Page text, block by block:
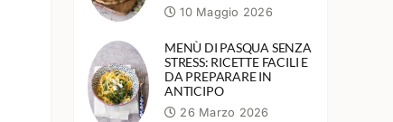
10 Maggio 2026
MENÙ DI PASQUA SENZA
STRESS: RICETTE FACILI E
DA PREPARARE IN
ANTICIPO
26 Marzo 2026